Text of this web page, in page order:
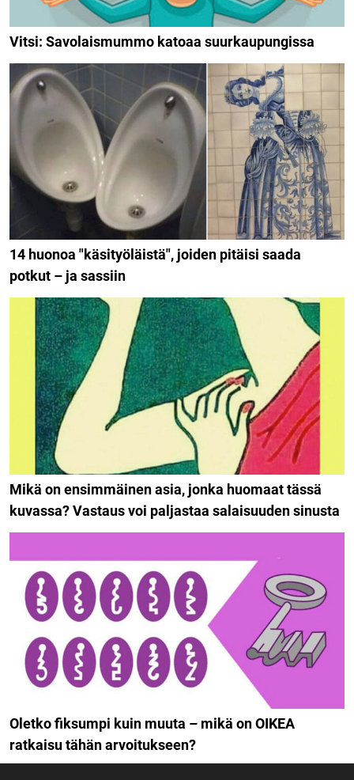
Vitsi: Savolaismummo katoaa suurkaupungissa
14 huonoa "käsityöläistä", joiden pitäisi saada
potkut – ja sassiin
Mikä on ensimmäinen asia, jonka huomaat tässä
kuvassa? Vastaus voi paljastaa salaisuuden sinusta
Oletko fiksumpi kuin muuta – mikä on OIKEA
ratkaisu tähän arvoitukseen?